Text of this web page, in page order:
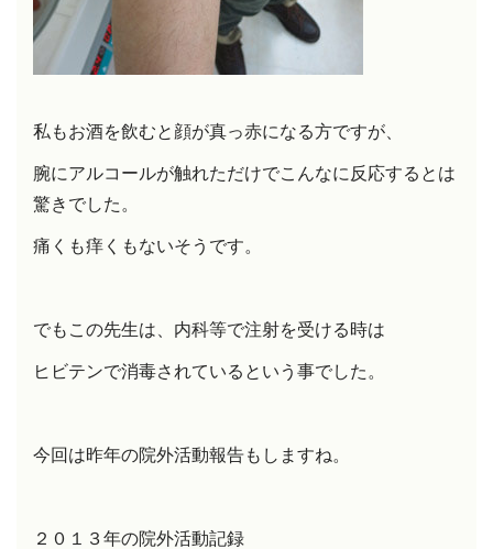
私もお酒を飲むと顔が真っ赤になる方ですが、
腕にアルコールが触れただけでこんなに反応するとは
驚きでした。
痛くも痒くもないそうです。
でもこの先生は、内科等で注射を受ける時は
ヒビテンで消毒されているという事でした。
今回は昨年の院外活動報告もしますね。
２０１３年の院外活動記録